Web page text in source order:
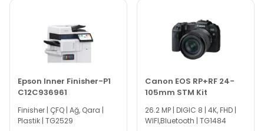
Epson Inner Finisher-P1
C12C936961
Finisher | ÇFQ | Ağ, Qara |
Plastik | TG2529
Canon EOS RP+RF 24-
105mm STM Kit
26.2 MP | DIGIC 8 | 4K, FHD |
WIFI,Bluetooth | TG1484